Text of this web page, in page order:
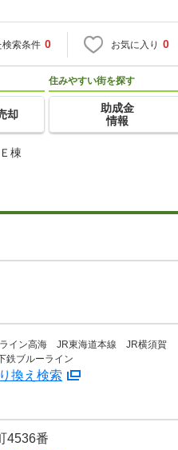
検索条件 0 お気に入り 0
却
住みやすい街を探す
助成金
情報
棟
イン高海 JR東海道本線 JR横須賀
ブルーライン
換え検索
4536番